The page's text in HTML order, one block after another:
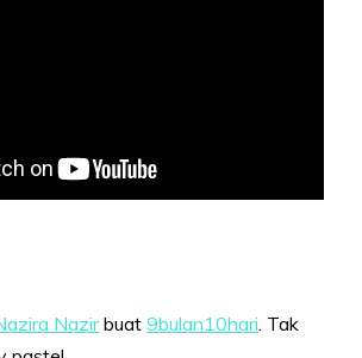
Nazirbuat 9bulan10hari. Tak